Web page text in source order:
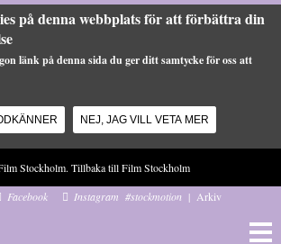
på denna webbplats för att förbättra din
länk på denna sida du ger ditt samtycke för oss att
NEJ, JAG VILL VETA MER
Stockholm. Tillbaka tillFilm Stockholm
Facebook Instagram #stockmotion | Arkiv